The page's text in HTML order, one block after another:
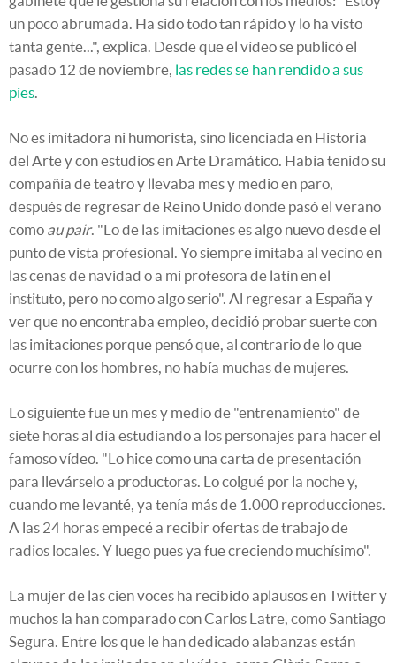
un poco abrumada. Ha sido todo tan rápido y lo ha visto
tanta gente...", explica. Desde que el vídeo se publicó el
pasado 12 de noviembre, las redes se han rendido a sus
pies.
No es imitadora ni humorista, sino licenciada en Historia
del Arte y con estudios en Arte Dramático. Había tenido su
compañía de teatro y llevaba mes y medio en paro,
después de regresar de Reino Unido donde pasó el verano
como au pair. "Lo de las imitaciones es algo nuevo desde el
punto de vista profesional. Yo siempre imitaba al vecino en
las cenas de navidad o a mi profesora de latín en el
instituto, pero no como algo serio". Al regresar a España y
ver que no encontraba empleo, decidió probar suerte con
las imitaciones porque pensó que, al contrario de lo que
ocurre con los hombres, no había muchas de mujeres.
Lo siguiente fue un mes y medio de "entrenamiento" de
siete horas al día estudiando a los personajes para hacer el
famoso vídeo. "Lo hice como una carta de presentación
para llevárselo a productoras. Lo colgué por la noche y,
cuando me levanté, ya tenía más de 1.000 reproducciones.
A las 24 horas empecé a recibir ofertas de trabajo de
radios locales. Y luego pues ya fue creciendo muchísimo".
La mujer de las cien voces ha recibido aplausos en Twitter y
muchos la han comparado con Carlos Latre, como Santiago
Segura. Entre los que le han dedicado alabanzas están